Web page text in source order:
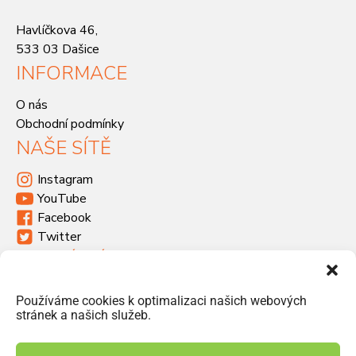
Používáme cookies k optimalizaci našich webových
stránek a našich služeb.
Havlíčkova 46,
533 03 Dašice
INFORMACE
O nás
Obchodní podmínky
NAŠE SÍTĚ
Instagram
YouTube
Facebook
Twitter
Havlíčkova 46, 533 03 Dašice
+420 466 951 103